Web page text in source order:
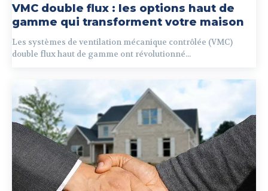
VMC double flux : les options haut de
gamme qui transforment votre maison
Les systèmes de ventilation mécanique contrôlée (VMC)
double flux haut de gamme ont révolutionné...